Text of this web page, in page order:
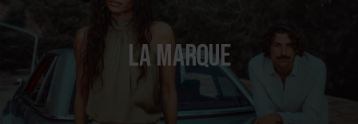
LA MARQUE